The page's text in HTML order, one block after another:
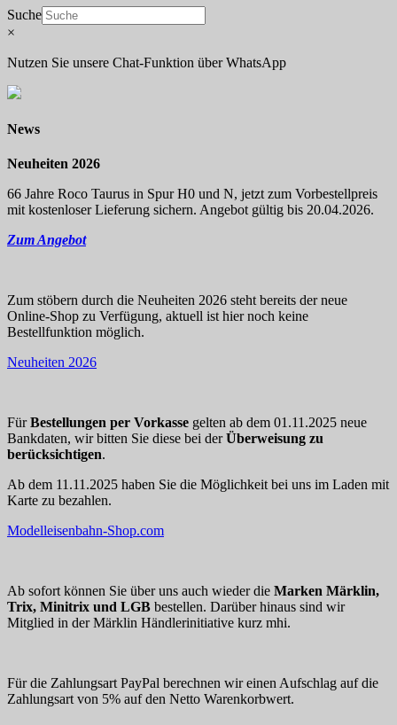
Suche
×
Nutzen Sie unsere Chat-Funktion über WhatsApp
News
Neuheiten 2026
66 Jahre Roco Taurus in Spur H0 und N, jetzt zum Vorbestellpreis
mit kostenloser Lieferung sichern. Angebot gültig bis 20.04.2026.
Zum Angebot
Zum stöbern durch die Neuheiten 2026 steht bereits der neue
Online-Shop zu Verfügung, aktuell ist hier noch keine
Bestellfunktion möglich.
Neuheiten 2026
FürBestellungen per Vorkasse gelten ab dem 01.11.2025 neue
Bankdaten, wir bitten Sie diese bei derÜberweisung zu
berücksichtigen.
Ab dem 11.11.2025 haben Sie die Möglichkeit bei uns im Laden mit
Karte zu bezahlen.
Modelleisenbahn-Shop.com
Ab sofort können Sie über uns auch wieder die Marken Märklin,
Trix, Minitrix und LGB bestellen. Darüber hinaus sind wir
Mitglied in der Märklin Händlerinitiative kurz mhi.
Für die Zahlungsart PayPal berechnen wir einen Aufschlag auf die
Zahlungsart von 5% auf den Netto Warenkorbwert.